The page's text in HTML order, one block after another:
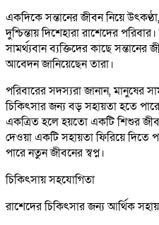
একদিকে সন্তানের জীবন নিয়ে
দুশ্চিন্তায় দিশেহারা রাশেদের
সামর্থ্যবান ব্যক্তিদের কাছে
আবেদন জানিয়েছেন তারা।
পরিবারের সদস্যরা জানান, মানুষের
চিকিৎসার জন্য বড় সহায়তা হতে
একত্রিত হলে হয়তো একটি শিশুর
দেওয়া একটি সহায়তা ফিরিয়ে দিতে
পারে নতুন জীবনের স্বপ্ন।
চিকিৎসায় সহযোগিতা
রাশেদের চিকিৎসার জন্য আর্থিক